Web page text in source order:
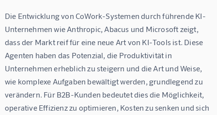
Die Entwicklung von CoWork-Systemen durch führende KI-
Unternehmen wie Anthropic, Abacus und Microsoft zeigt,
dass der Markt reif für eine neue Art von KI-Tools ist. Diese
Agenten haben das Potenzial, die Produktivität in
Unternehmen erheblich zu steigern und die Art und Weise,
wie komplexe Aufgaben bewältigt werden, grundlegend zu
verändern. Für B2B-Kunden bedeutet dies die Möglichkeit,
operative Effizienz zu optimieren, Kosten zu senken und sich